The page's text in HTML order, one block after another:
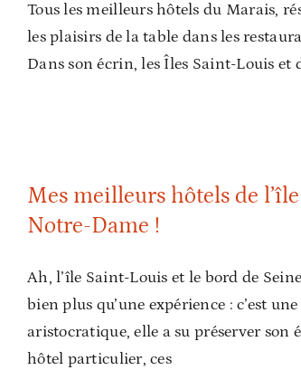
Tous les meilleurs hôtels du Marais,
les plaisirs de la table dans les
Dans son écrin, les Îles Saint-Louis et
Mes meilleurs hôtels de
Notre-Dame !
Ah, l’île Saint-Louis et le bord de
bien plus qu’une expérience : c’est
aristocratique, elle a su préserver son
hôtel particulier, ces